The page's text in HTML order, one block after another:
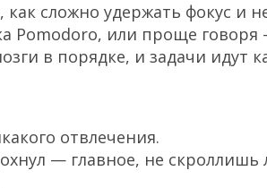
сложно удержать фокус и
Pomodoro, или проще
в порядке, и задачи идут
отвлечения.
— главное, не скроллишь